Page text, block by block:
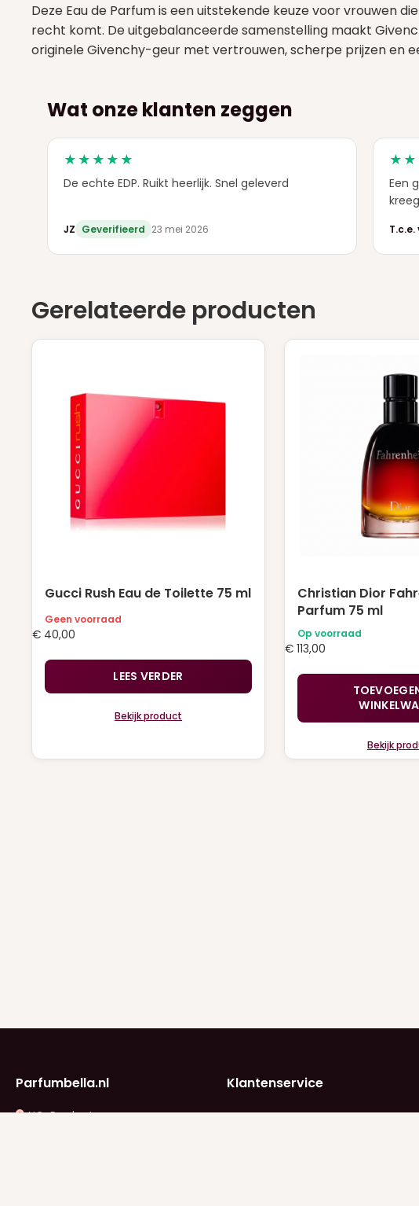
Deze Eau de Parfum is een uitstekende keuze voor vrouwen
recht komt. De uitgebalanceerde samenstelling maakt
originele Givenchy-geur met vertrouwen, scherpe prijzen en
Wat onze klanten zeggen
★★★★★
De echte EDP. Ruikt heerlijk. Snel geleverd
JZ Geverifieerd 23 mei 2026
Een
T.c.e.
Gerelateerde producten
Gucci Rush Eau de Toilette 75 ml
Geen voorraad
€ 40,00
LEES VERDER
Bekijk product
Christian Dior
Parfum 75 ml
Op voorraad
€ 113,00
Bekijk
Parfumbella.nl
NC-Products
Klantenservice
Klantenservice